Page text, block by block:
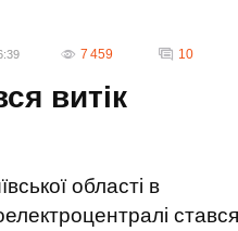
7 459 10
витік
області в
стався